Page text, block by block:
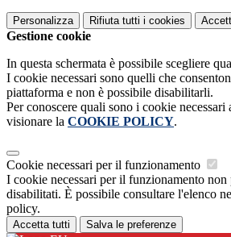
Personalizza Rifiuta tutti i cookies
Gestione cookie
In questa schermata è possibile scegliere
I cookie necessari sono quelli che
piattaforma e non è possibile disabilitarli.
Per conoscere quali sono i cookie
visionare la COOKIE POLICY.
Cookie necessari per il funzionamento
I cookie necessari per il funzionamento non
disabilitati. È possibile consultare l'elenco
policy.
Accetta tutti Salva le preferenze